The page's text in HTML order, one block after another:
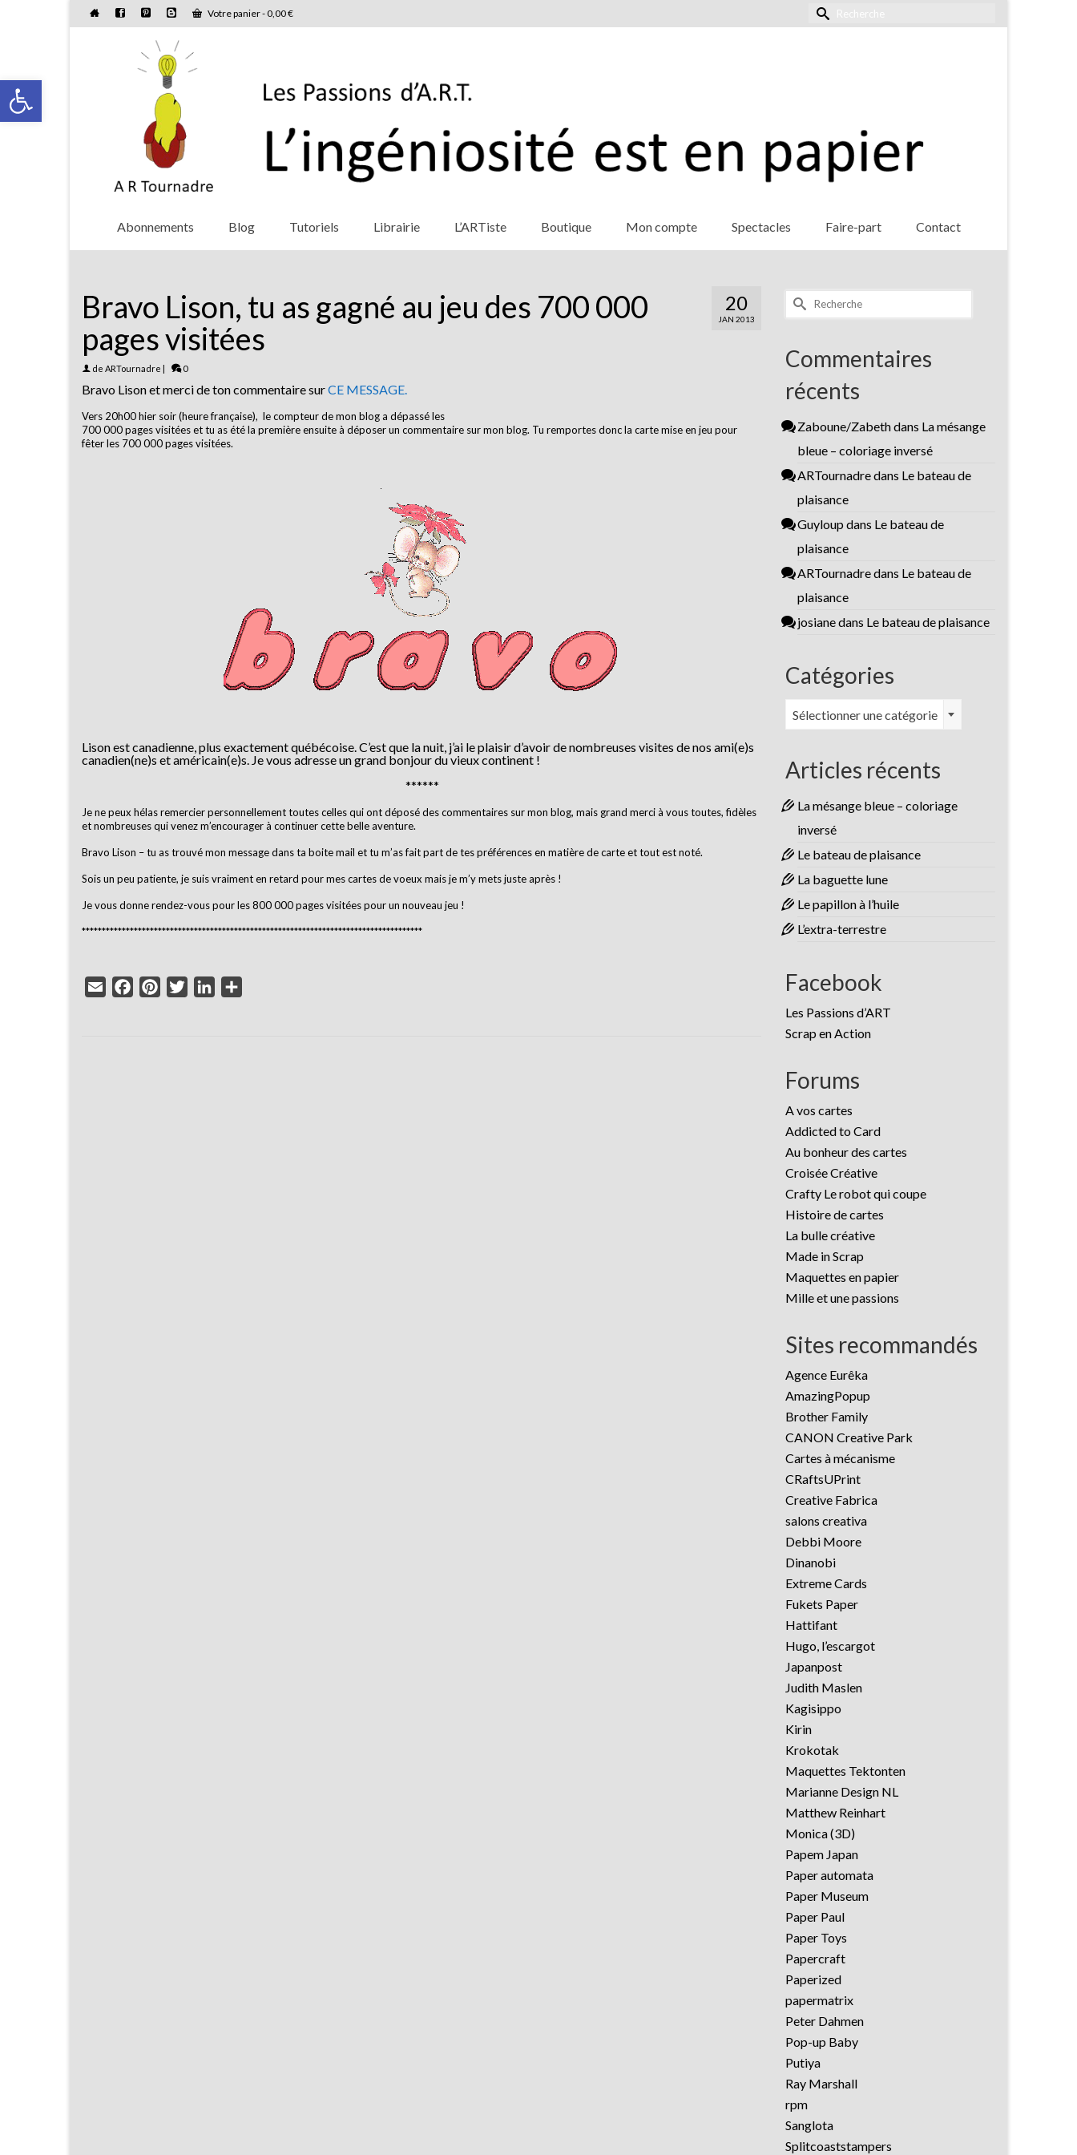
Ouvrir la barre d’outils
Votre panier-0,00€ Rechercher :
Abonnements Blog Tutoriels Librairie L’ARTiste Boutique Mon compte Spectacles Faire-part Contact
20
JAN 2013
Bravo Lison, tu as gagné au jeu des 700 000
pages visitées
de ARTournadre | 0
Bravo Lison et merci de ton commentaire surCE MESSAGE.
Vers 20h00 hier soir (heure française), le compteur de mon blog a dépassé les
700 000 pages visitées et tu as été la première ensuite à déposer un commentaire sur mon blog. Tu remportes donc la carte mise en jeu pour
fêter les 700 000 pages visitées.
Lison est canadienne, plus exactement québécoise. C’est que la nuit, j’ai le plaisir d’avoir de nombreuses visites de nos ami(e)s
canadien(ne)s et américain(e)s. Je vous adresse un grand bonjour du vieux continent !
******
Je ne peux hélas remercier personnellement toutes celles qui ont déposé des commentaires sur mon blog, mais grand merci à vous toutes, fidèles
et nombreuses qui venez m’encourager à continuer cette belle aventure.
Bravo Lison – tu as trouvé mon message dans ta boite mail et tu m’as fait part de tes préférences en matière de carte et tout est noté.
Sois un peu patiente, je suis vraiment en retard pour mes cartes de voeux mais je m’y mets juste après !
Je vous donne rendez-vous pour les 800 000 pages visitées pour un nouveau jeu !
*************************************************************************************
Email FacebookPinterestTwitterLinkedIn
Rechercher :
Commentaires
récents
Zaboune/Zabethdans La mésange
bleue – coloriage inversé
ARTournadredans Le bateau de
plaisance
Guyloup dans Le bateau de
plaisance
ARTournadredans Le bateau de
plaisance
josianedans Le bateau de plaisance
Catégories
Catégories
Sélectionner une catégorie
Articles récents
La mésange bleue – coloriage
inversé
Le bateau de plaisance
La baguette lune
Le papillon à l’huile
L’extra-terrestre
Facebook
Les Passions d’ART
Scrap en Action
Forums
A vos cartes
Addicted to Card
Au bonheur des cartes
Croisée Créative
Crafty Le robot qui coupe
Histoire de cartes
La bulle créative
Made in Scrap
Maquettes en papier
Mille et une passions
Sites recommandés
Agence Eurêka
AmazingPopup
Brother Family
CANON Creative Park
Cartes à mécanisme
CRaftsUPrint
Creative Fabrica
salons creativa
Debbi Moore
Dinanobi
Extreme Cards
Fukets Paper
Hattifant
Hugo, l’escargot
Japanpost
Judith Maslen
Kagisippo
Kirin
Krokotak
Maquettes Tektonten
Marianne Design NL
Matthew Reinhart
Monica (3D)
Papem Japan
Paper automata
Paper Museum
Paper Paul
Paper Toys
Papercraft
Paperized
papermatrix
Peter Dahmen
Pop-up Baby
Putiya
Ray Marshall
rpm
Sanglota
Splitcoaststampers